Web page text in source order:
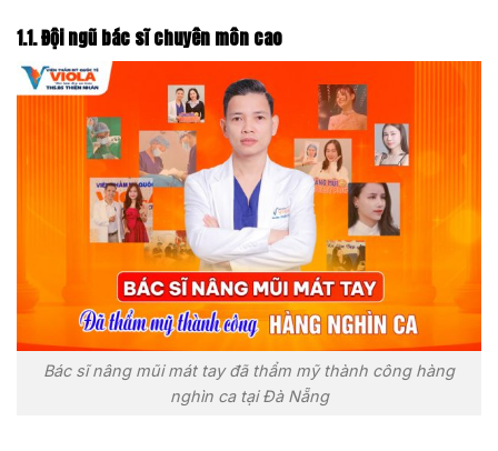
1.1. Đội ngũ bác sĩ chuyên môn cao
Bác sĩ nâng mũi mát tay đã thẩm mỹ thành công hàng
nghìn ca tại Đà Nẵng